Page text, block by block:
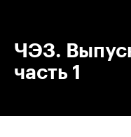
ЧЭЗ.
часть 1